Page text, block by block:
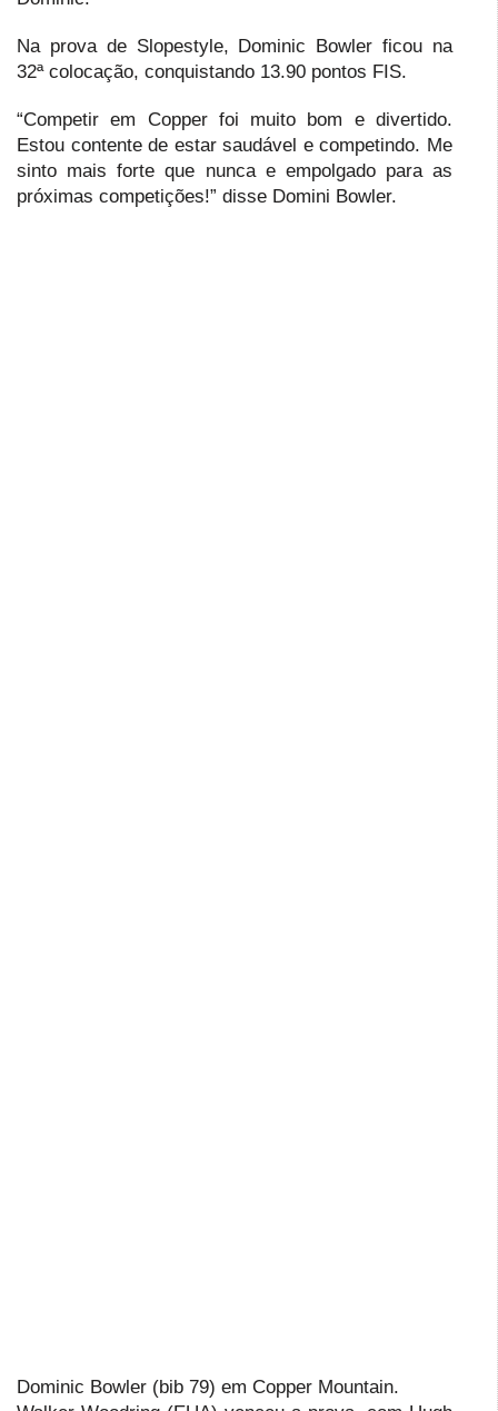
Na prova de Slopestyle, Dominic Bowler ficou na
32ª colocação, conquistando 13.90 pontos FIS.
“Competir em Copper foi muito bom e divertido.
Estou contente de estar saudável e competindo. Me
sinto mais forte que nunca e empolgado para as
próximas competições!” disse Domini Bowler.
Dominic Bowler (bib 79) em Copper Mountain.